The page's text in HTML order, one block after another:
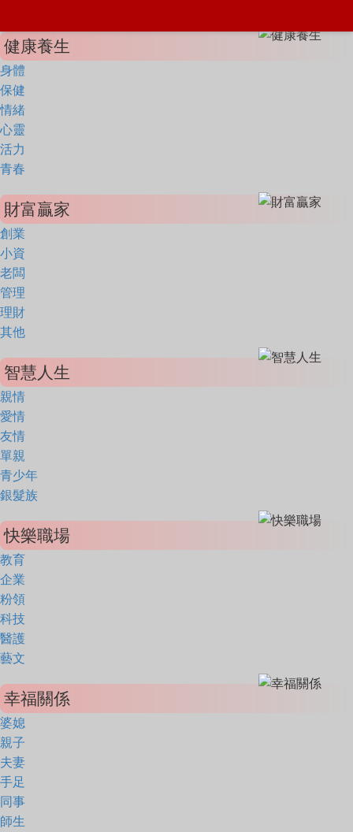
健康養生
身體
保健
情緒
心靈
活力
青春
財富贏家
創業
小資
老闆
管理
理財
其他
智慧人生
親情
愛情
友情
單親
青少年
銀髮族
快樂職場
教育
企業
粉領
科技
醫護
藝文
幸福關係
婆媳
親子
夫妻
手足
同事
師生